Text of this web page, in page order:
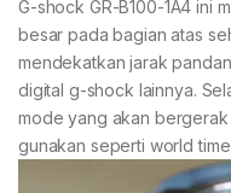
G-shock GR-B100-1A4 ini
besar pada bagian atas
mendekatkan jarak
digital g-shock lainnya.
mode yang akan
gunakan seperti world